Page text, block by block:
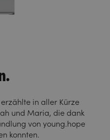
in aller Kürze
und Maria, die dank
von young.hope
konnten.